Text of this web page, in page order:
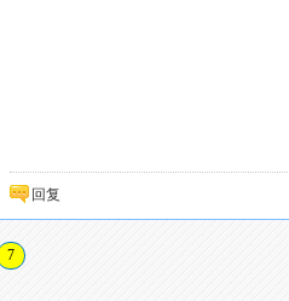
回复
7